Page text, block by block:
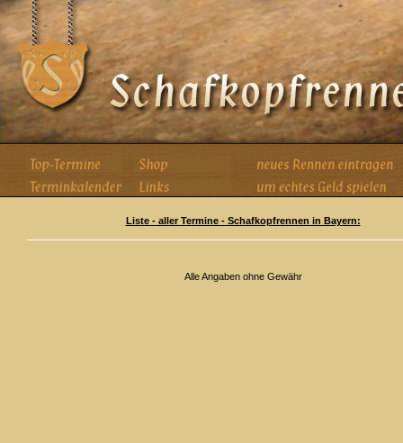
Liste - aller Termine - Schafkopfrennen in Bayern:
Alle Angaben ohne Gewähr